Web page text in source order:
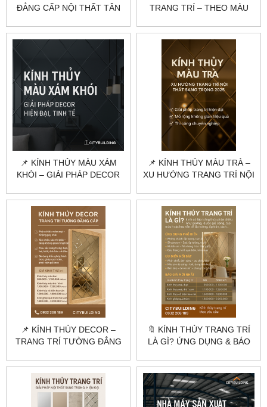
ĐẲNG CẤP NỘI THẤT TÂN
TRANG TRÍ – THEO MÀU
CÁCH THI CÔNG
📌 KÍNH THỦY MÀU XÁM
KHÓI – GIẢI PHÁP DECOR
📌 KÍNH THỦY MÀU TRÀ –
XU HƯỚNG TRANG TRÍ NỘI
📌 KÍNH THỦY DECOR –
TRANG TRÍ TƯỜNG ĐẲNG
TRANG TRÍ
🔖 KÍNH THỦY TRANG TRÍ
LÀ GÌ? ỨNG DỤNG & BÁO